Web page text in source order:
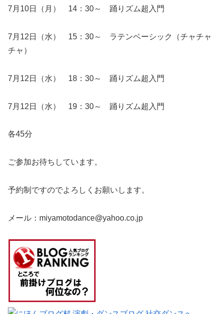
7月10日（月） 14：30～ 踊りズム超入門
7月12日（水） 15：30～ ラテンベーシック（チャチャ
チャ）
7月12日（水） 18：30～ 踊りズム超入門
7月12日（水） 19：30～ 踊りズム超入門
各45分
ご参加お待ちしています。
予約制ですのでよろしくお願いします。
メール：miyamotodance@yahoo.co.jp